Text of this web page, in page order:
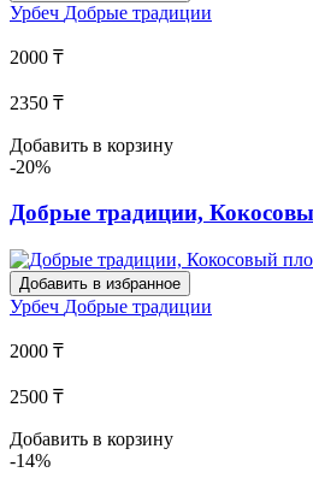
Урбеч Добрые традиции
2000 ₸
2350 ₸
Добавить в корзину
-20%
Добрые традиции,
Добавить в избранное
Урбеч Добрые традиции
2000 ₸
2500 ₸
Добавить в корзину
-14%